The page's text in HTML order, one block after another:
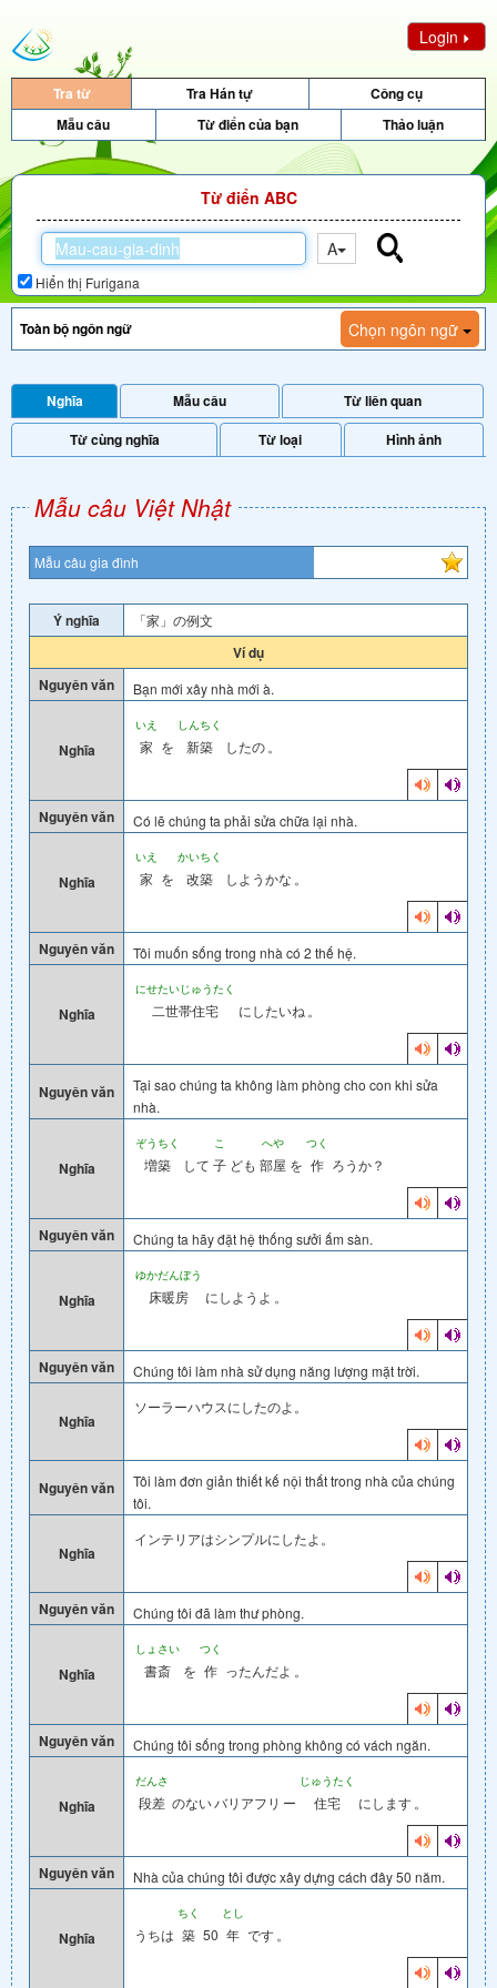
Login
Tra từ Tra Hán tự
Công cụ
Mẫu câu
Từ điển của bạn Thảo luận
Từ điển ABC
A
Hiển thị Furigana
Chọn ngôn ngữ
Nghĩa Mẫu câu
Từ liên quan
Từ cùng nghĩa
Từ loại Hình ảnh
Mẫu câu Việt Nhật
Mẫu câu gia đình
Ý nghĩa 「家」の例文
Ví dụ
Nguyên văn
Bạn mới xây nhà mới à.
Nghĩa
いえ
家 を
しんちく
新築 したの 。
Nguyên văn Có lẽ chúng ta phải sửa chữa lại nhà.
Nghĩa
いえ
家 を
かいちく
改築 しようかな 。
Nguyên văn Tôi muốn sống trong nhà có 2 thế hệ.
Nghĩa
にせたいじゅうたく
二世帯住宅 にしたいね 。
Nguyên văn
Tại sao chúng ta không làm phòng cho con khi sửa
nhà.
Nghĩa
ぞうちく
増築 して
こ
子 ども
へや
部屋 を
つく
作 ろうか？
Nguyên văn Chúng ta hãy đặt hệ thống sưởi ấm sàn.
Nghĩa
ゆかだんぼう
床暖房 にしようよ 。
Nguyên văn Chúng tôi làm nhà sử dụng năng lượng mặt trời.
Nghĩa
ソーラーハウスにしたのよ。
Nguyên văn
Tôi làm đơn giản thiết kế nội thất trong nhà của chúng
tôi.
Nghĩa
インテリアはシンプルにしたよ。
Nguyên văn Chúng tôi đã làm thư phòng.
Nghĩa
しょさい
書斎 を
つく
作 ったんだよ 。
Nguyên văn Chúng tôi sống trong phòng không có vách ngăn.
Nghĩa
だんさ
段差 のないバリアフリ ー
じゅうたく
住宅 にします 。
Nguyên văn Nhà của chúng tôi được xây dựng cách đây 50 năm.
Nghĩa うちは
ちく
築 50
とし
年 です 。